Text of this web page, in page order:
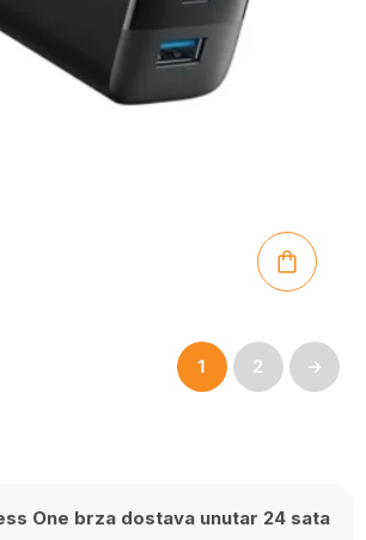
1 2 →
One brza dostava unutar 24 sata